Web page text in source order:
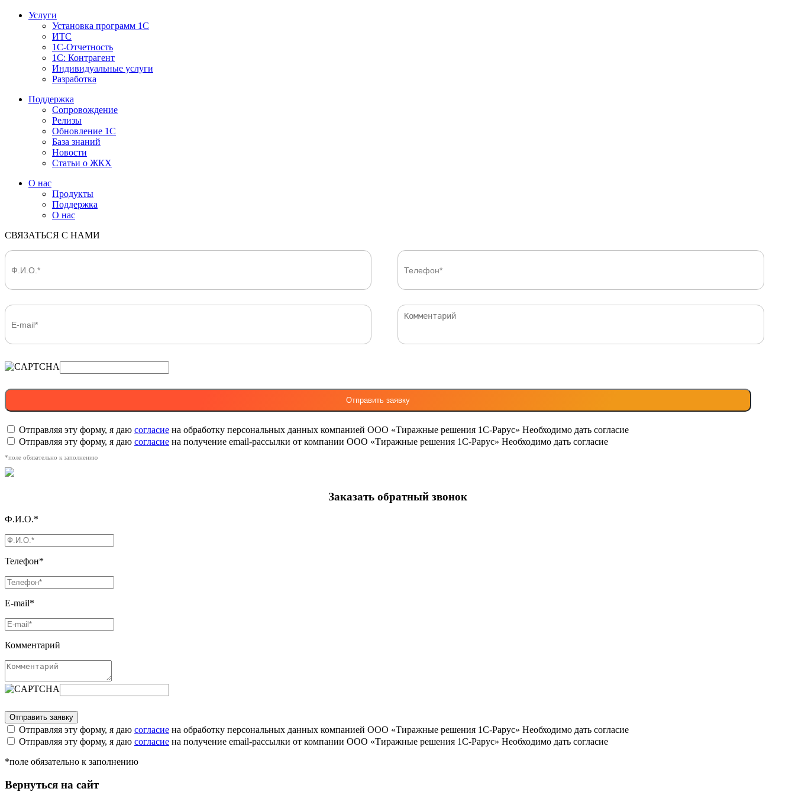
Услуги
Установка программ 1С
ИТС
1С-Отчетность
1С: Контрагент
Индивидуальные услуги
Разработка
Поддержка
Сопровождение
Релизы
Обновление 1С
База знаний
Новости
Статьи о ЖКХ
О нас
Продукты
Поддержка
О нас
СВЯЗАТЬСЯ С НАМИ
Отправляя эту форму, я даю согласие на обработку персональных данных компанией ООО «Тиражные решения 1С-Рарус» Необходимо дать согласие
Отправляя эту форму, я даю согласие на получение email-рассылки от компании ООО «Тиражные решения 1С-Рарус» Необходимо дать согласие
*поле обязательно к заполнению
Заказать обратный звонок
Ф.И.О.*
Телефон*
E-mail*
Комментарий
Отправляя эту форму, я даю согласие на обработку персональных данных компанией ООО «Тиражные решения 1С-Рарус» Необходимо дать согласие
Отправляя эту форму, я даю согласие на получение email-рассылки от компании ООО «Тиражные решения 1С-Рарус» Необходимо дать согласие
*поле обязательно к заполнению
Вернуться на сайт